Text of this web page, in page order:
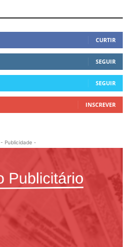
CURTIR
SEGUIR
SEGUIR
INSCREVER
- Publicidade -